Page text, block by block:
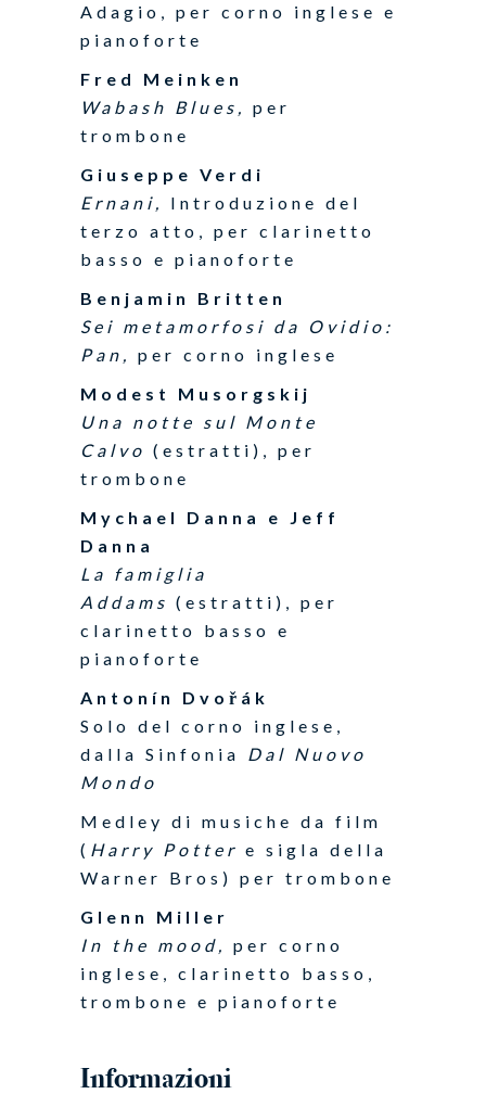
Adagio, per corno inglese e
pianoforte
Fred Meinken
Wabash Blues, per
trombone
Giuseppe Verdi
Ernani, Introduzione del
terzo atto, per clarinetto
basso e pianoforte
Benjamin Britten
Sei metamorfosi da Ovidio:
Pan, per corno inglese
Modest Musorgskij
Una notte sul Monte
Calvo (estratti), per
trombone
Mychael Danna e Jeff
Danna
La famiglia
Addams (estratti), per
clarinetto basso e
pianoforte
Antonín Dvořák
Solo del corno inglese,
dalla Sinfonia Dal Nuovo
Mondo
Medley di musiche da film
( Harry Potter e sigla della
Warner Bros) per trombone
Glenn Miller
In the mood, per corno
inglese, clarinetto basso,
trombone e pianoforte